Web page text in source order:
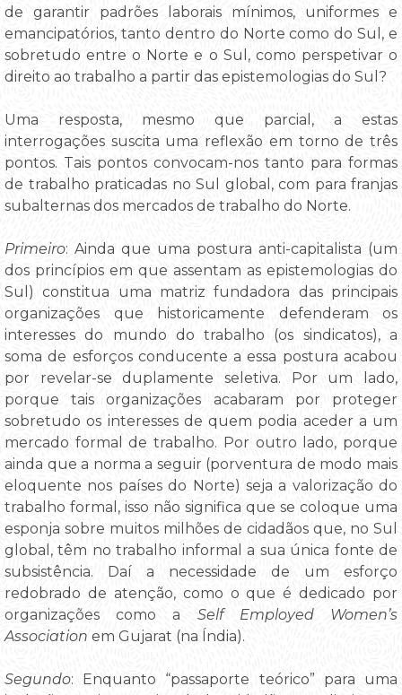
de garantir padrões laborais mínimos, uniformes e
emancipatórios, tanto dentro do Norte como do Sul, e
sobretudo entre o Norte e o Sul, como perspetivar o
direito ao trabalho a partir das epistemologias do Sul?
Uma resposta, mesmo que parcial, a estas
interrogações suscita uma reflexão em torno de três
pontos. Tais pontos convocam-nos tanto para formas
de trabalho praticadas no Sul global, com para franjas
subalternas dos mercados de trabalho do Norte.
Primeiro: Ainda que uma postura anti-capitalista (um
dos princípios em que assentam as epistemologias do
Sul) constitua uma matriz fundadora das principais
organizações que historicamente defenderam os
interesses do mundo do trabalho (os sindicatos), a
soma de esforços conducente a essa postura acabou
por revelar-se duplamente seletiva. Por um lado,
porque tais organizações acabaram por proteger
sobretudo os interesses de quem podia aceder a um
mercado formal de trabalho. Por outro lado, porque
ainda que a norma a seguir (porventura de modo mais
eloquente nos países do Norte) seja a valorização do
trabalho formal, isso não significa que se coloque uma
esponja sobre muitos milhões de cidadãos que, no Sul
global, têm no trabalho informal a sua única fonte de
subsistência. Daí a necessidade de um esforço
redobrado de atenção, como o que é dedicado por
organizações como a Self Employed Women’s
Association em Gujarat (na Índia).
Segundo: Enquanto “passaporte teórico” para uma